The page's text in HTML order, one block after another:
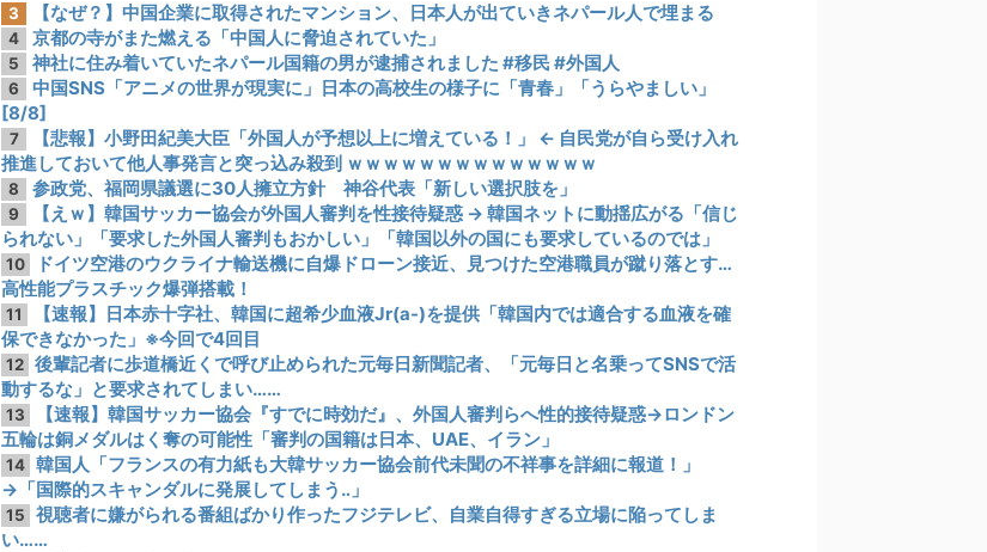
3 【なぜ？】中国企業に取得されたマンション、日本人が出ていきネパール人で埋まる
4 京都の寺がまた燃える「中国人に脅迫されていた」
5 神社に住み着いていたネパール国籍の男が逮捕されました #移民 #外国人
6
中国SNS「アニメの世界が現実に」日本の高校生の様子に「青春」「うらやましい」
[8/8]
7
【悲報】小野田紀美大臣「外国人が予想以上に増えている！」 ← 自民党が自ら受け入れ
推進しておいて他人事発言と突っ込み殺到 ｗｗｗｗｗｗｗｗｗｗｗｗｗｗ
8 参政党、福岡県議選に30人擁立方針 神谷代表「新しい選択肢を」
9
【えｗ】韓国サッカー協会が外国人審判を性接待疑惑 → 韓国ネットに動揺広がる「信じ
られない」「要求した外国人審判もおかしい」「韓国以外の国にも要求しているのでは」
10
ドイツ空港のウクライナ輸送機に自爆ドローン接近、見つけた空港職員が蹴り落とす…
高性能プラスチック爆弾搭載！
11
【速報】日本赤十字社、韓国に超希少血液Jr(a-)を提供「韓国内では適合する血液を確
保できなかった」※今回で4回目
12 後輩記者に歩道橋近くで呼び止められた元毎日新聞記者、「元毎日と名乗ってSNSで活
動するな」と要求されてしまい……
13
【速報】韓国サッカー協会『すでに時効だ』、外国人審判らへ性的接待疑惑→ロンドン
五輪は銅メダルはく奪の可能性「審判の国籍は日本、UAE、イラン」
14 韓国人「フランスの有力紙も大韓サッカー協会前代未聞の不祥事を詳細に報道！」
→「国際的スキャンダルに発展してしまう‥」
15
視聴者に嫌がられる番組ばかり作ったフジテレビ、自業自得すぎる立場に陥ってしま
い……